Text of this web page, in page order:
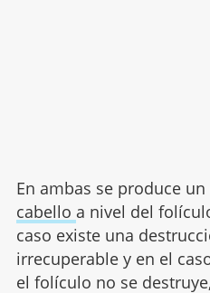
En ambas se produce
cabello a nivel del
caso existe una
irrecuperable y en el
el folículo no se